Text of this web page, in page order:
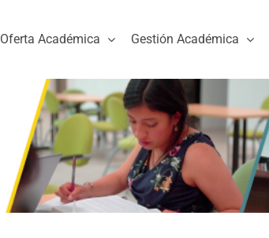
Oferta Académica Gestión Académica